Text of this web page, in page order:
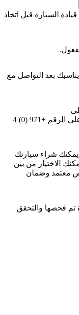
السيارة قبل اتخاذ
بعد التواصل مع
info@buyanycar.com أو WhatsApp/الهاتف على الرقم +971 (0) 4
نعم! من خلال شركتنا الشقيقة Carnab.com يمكنك شراء سيارتك
الاختيار من بين
معتمد وضمان
تم فحصها والتحقق